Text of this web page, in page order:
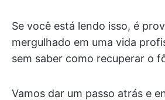
Se você está lendo isso, é
mergulhado em uma vida
sem saber como recuperar o
Vamos dar um passo atrás e